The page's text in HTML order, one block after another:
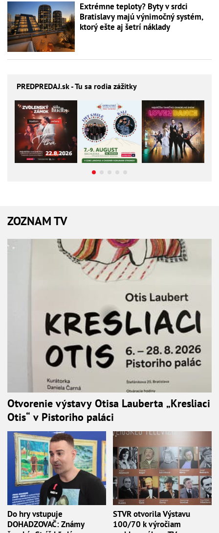
Extrémne teploty? Byty v srdci
Bratislavy majú výnimočný systém,
ktorý ešte aj šetrí náklady
PREDPREDAJ.sk - Tu sa rodia zážitky
ZOZNAM TV
Otvorenie výstavy Otisa Lauberta „Kresliaci
Otis“ v Pistoriho paláci
Do hry vstupuje
DOHADZOVAČ: Známy
STVR otvorila Výstavu
100/70 k výročiam